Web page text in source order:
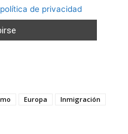
de privacidad
Europa
Inmigración